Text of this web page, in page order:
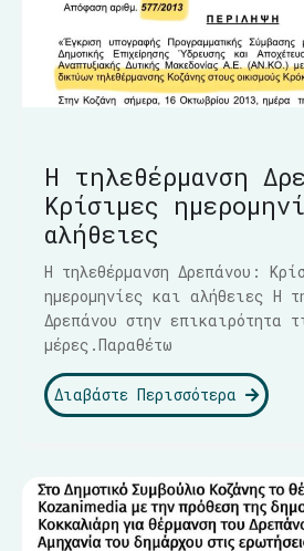
Η τηλεθέρμανση
Κρίσιμες
αλήθειες
Η τηλεθέρμανση Δρεπάνου:
ημερομηνίες και αλήθειες Η
Δρεπάνου στην επικαιρότητα
μέρες.Παραθέτω
Διαβάστε Περισσότερα